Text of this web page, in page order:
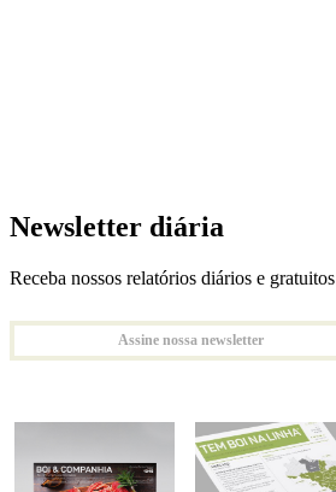
Newsletter diária
Receba nossos relatórios diários e gratuitos
Assine nossa newsletter